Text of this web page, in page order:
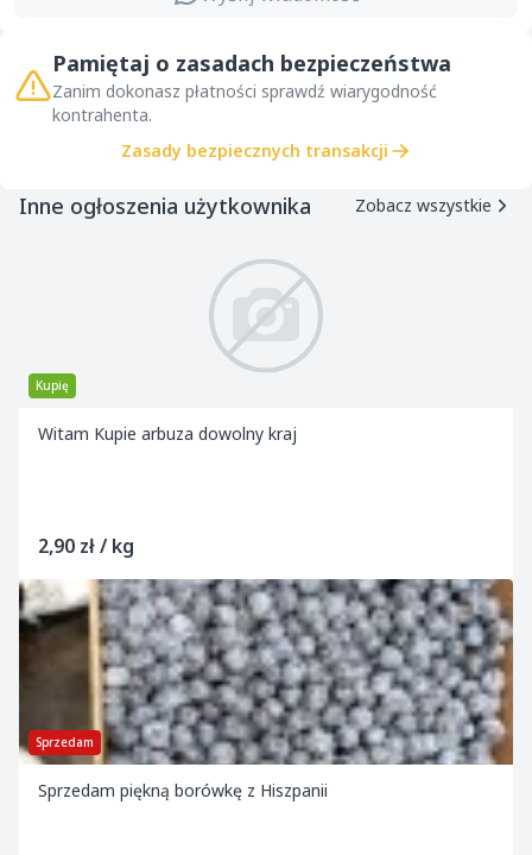
Pamiętaj o zasadach bezpieczeństwa
Zanim dokonasz płatności sprawdź wiarygodność
kontrahenta.
Zasady bezpiecznych transakcji
Inne ogłoszenia użytkownika Zobacz wszystkie
Kupię
Witam Kupie arbuza dowolny kraj
2,90 zł / kg
Sprzedam
Sprzedam piękną borówkę z Hiszpanii